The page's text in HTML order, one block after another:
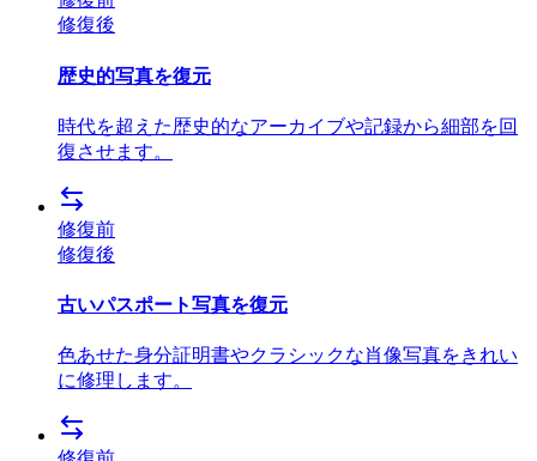
修復後
歴史的写真を復元
時代を超えた歴史的なアーカイブや記録から細部を回
復させます。
修復前
修復後
古いパスポート写真を復元
色あせた身分証明書やクラシックな肖像写真をきれい
に修理します。